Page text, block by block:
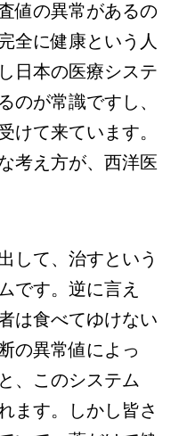
値の異常があるの
全に健康という人
日本の医療システ
のが常識ですし、
けて来ています。
考え方が、西洋医
して、治すという
です。逆に言え
は食べてゆけない
の異常値によっ
、このシステム
ます。しかし皆さ